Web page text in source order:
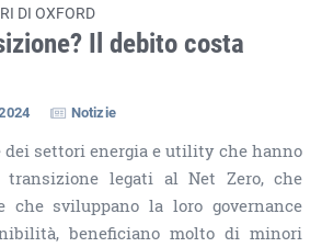
DI OXFORD
Il debito costa
Notizie
dei settori energia e utility che hanno
legati al Net Zero, che
che sviluppano la loro governance
beneficiano molto di minori